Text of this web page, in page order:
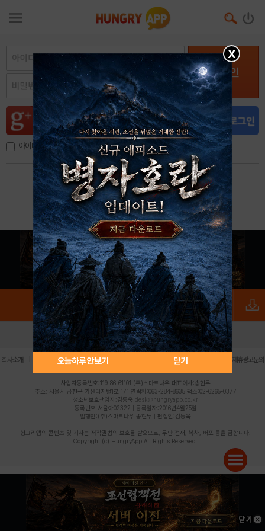
로그인
아이디, 이메일 저장
아이디 / 비밀번호 찾기 회원가입
X
오늘하루 안보기 닫기
로그인 PC버전 전체앱
회사소개 | 개인정보 처리방침 불법촬영물 신고센터 제휴광고문의
사업자등록번호:119-86-61101 (주)스마트나우 대표이사:송현두
주소: 서울시 금천구 가산디지털1로 171 연락처:063-284-8635 팩스:02-6265-0377
청소년보호책임자:김동욱 desk@hungryapp.co.kr
등록번호:서울아02322 | 등록일자:2016년4월25일
발행인:(주)스마트나우 송현두 | 편집인:김동욱
헝그리앱의 콘텐츠 및 기사는 저작권법의 보호를 받으므로, 무단 전재, 복사, 배포 등을 금합니다.
Copyright (c) HungryApp All Rights Reserved.